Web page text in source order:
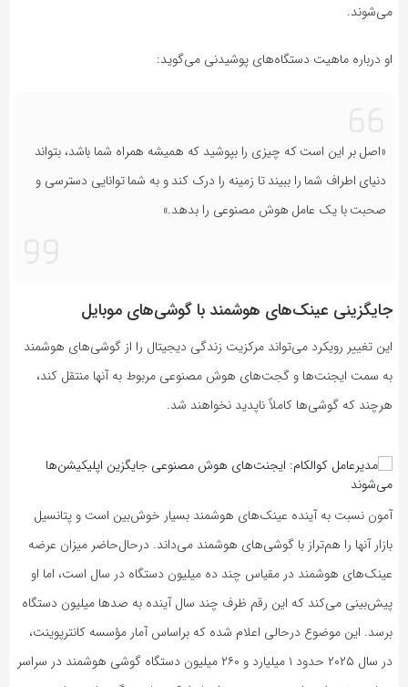
می‌شوند.
او درباره ماهیت دستگاه‌های پوشیدنی می‌گوید:
«اصل بر این است که چیزی را بپوشید که همیشه همراه شما باشد، بتواند
دنیای اطراف شما را ببیند تا زمینه را درک کند و به شما توانایی دسترسی و
صحبت با یک عامل هوش مصنوعی را بدهد.»
جایگزینی عینک‌های هوشمند با گوشی‌های موبایل
این تغییر رویکرد می‌تواند مرکزیت زندگی دیجیتال را از گوشی‌های هوشمند
به سمت ایجنت‌ها و گجت‌های هوش مصنوعی مربوط به آنها منتقل کند،
هرچند که گوشی‌ها کاملاً ناپدید نخواهند شد.
آمون نسبت به آینده عینک‌های هوشمند بسیار خوش‌بین است و پتانسیل
بازار آنها را هم‌تراز با گوشی‌های هوشمند می‌داند. در‌حال‌حاضر میزان عرضه
عینک‌های هوشمند در مقیاس چند ده میلیون دستگاه در سال است، اما او
پیش‌بینی می‌کند که این رقم ظرف چند سال آینده به صدها میلیون دستگاه
برسد. این موضوع درحالی اعلام شده که براساس آمار مؤسسه کانترپوینت،
در سال ۲۰۲۵ حدود ۱ میلیارد و ۲۶۰ میلیون دستگاه گوشی هوشمند در سراسر